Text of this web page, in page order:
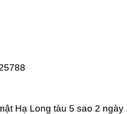
Hạ Long tàu 5 sao 2